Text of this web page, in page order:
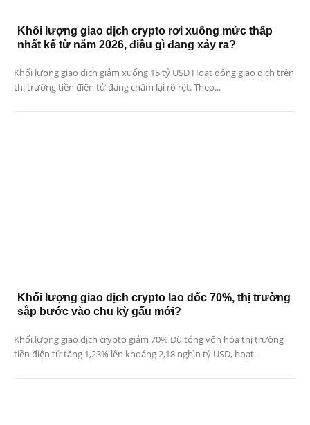
Khối lượng giao dịch crypto rơi xuống mức thấp
nhất kể từ năm 2026, điều gì đang xảy ra?
Khối lượng giao dịch giảm xuống 15 tỷ USD Hoạt động giao dịch trên
thị trường tiền điện tử đang chậm lại rõ rệt. Theo...
Khối lượng giao dịch crypto lao dốc 70%, thị trường
sắp bước vào chu kỳ gấu mới?
Khối lượng giao dịch crypto giảm 70% Dù tổng vốn hóa thị trường
tiền điện tử tăng 1,23% lên khoảng 2,18 nghìn tỷ USD, hoạt...